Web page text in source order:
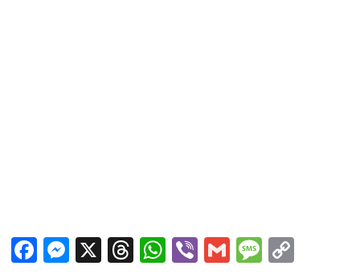
Facebook
Messenger
X Threads
WhatsApp
ViberGmail